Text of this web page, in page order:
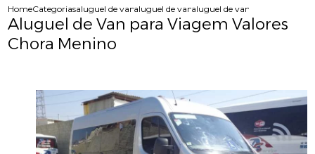
HomeCategoriasaluguel de vansaluguel de vans para viagemaluguel de van para viagem
Aluguel de Van para Viagem Valores
Chora Menino